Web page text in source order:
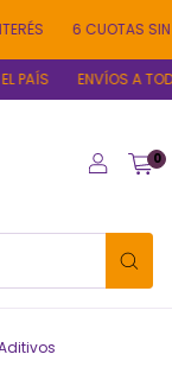
6 CUOTAS SIN
ENVÍOS A TODO EL
0